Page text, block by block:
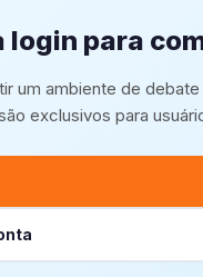
login para
um ambiente de
exclusivos para